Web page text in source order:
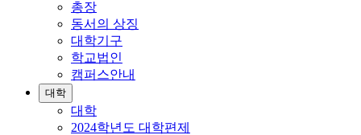
총장
동서의 상징
대학기구
학교법인
캠퍼스안내
대학
대학
2024학년도 대학편제